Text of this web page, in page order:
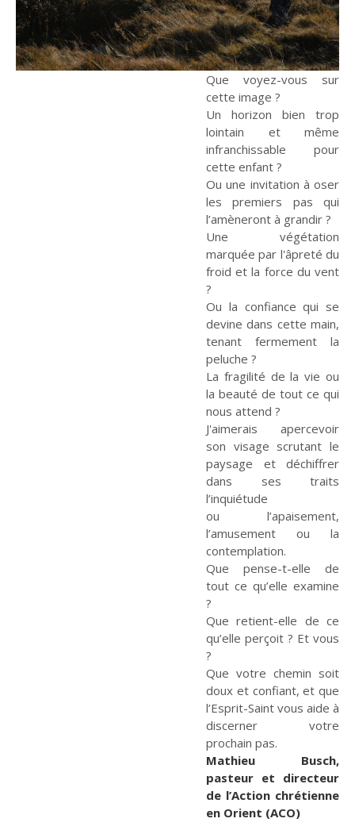
Entretien La chronique
Solidarités
Tribune
Initiatives
Pour respirer
Événements -
actualité
Le Rhin : Les
méandres d'un fleuve
Œuvre de paix
Dans les dédales du
mensonge
Église : le sens du
changement
Guetter l'aurore
Crèches et mystères
Histoire Religions
De mai-juin 2015 à
mars-avril 2017
De mai-juin 2017 à
septembre-octobre
2019
De mai-juin 2021 à
mars-avril 2023
Que voyez-vous sur
cette image ?
Un horizon bien trop
lointain et même
infranchissable pour
cette enfant ?
Ou une invitation à oser
les premiers pas qui
l’amèneront à grandir ?
Une végétation
marquée par l'âpreté du
froid et la force du vent
?
Ou la confiance qui se
devine dans cette main,
tenant fermement la
peluche ?
La fragilité de la vie ou
la beauté de tout ce qui
nous attend ?
J'aimerais apercevoir
son visage scrutant le
paysage et déchiffrer
dans ses traits
l’inquiétude
ou l’apaisement,
l’amusement ou la
contemplation.
Que pense-t-elle de
tout ce qu’elle examine
?
Que retient-elle de ce
qu’elle perçoit ? Et vous
?
Que votre chemin soit
doux et confiant, et que
l’Esprit-Saint vous aide à
discerner votre
prochain pas.
Mathieu Busch,
pasteur et directeur
de l’Action chrétienne
en Orient (ACO)